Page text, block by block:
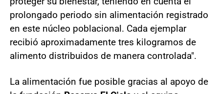
prolongado periodo sin alimentación registrado
en este núcleo poblacional. Cada ejemplar
recibió aproximadamente tres kilogramos de
alimento distribuidos de manera controlada".
La alimentación fue posible gracias al apoyo de